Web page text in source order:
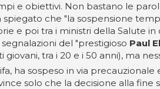
e obiettivi. Non bastano le
spiegato che "la sospensione
e poi tra i ministri della Salute
del "prestigioso Paul
tra i 20 e i 50 anni), ma
ha sospeso in via
solo che la decisione alla